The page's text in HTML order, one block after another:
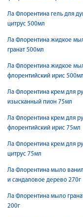
Ла Флорентина гель для
цитрус 500мл
Ла Флорентина жидкое
гранат 500мл
Ла Флорентина жидкое
флорентийский ирис 500мл
Ла Флорентина крем для
изысканный пион 75мл
Ла Флорентина крем для
флорентийский ирис 75мл
Ла Флорентина крем для
цитрус 75мл
Ла Флорентина мыло
и сандаловое дерево 270г
Ла Флорентина мыло
200г